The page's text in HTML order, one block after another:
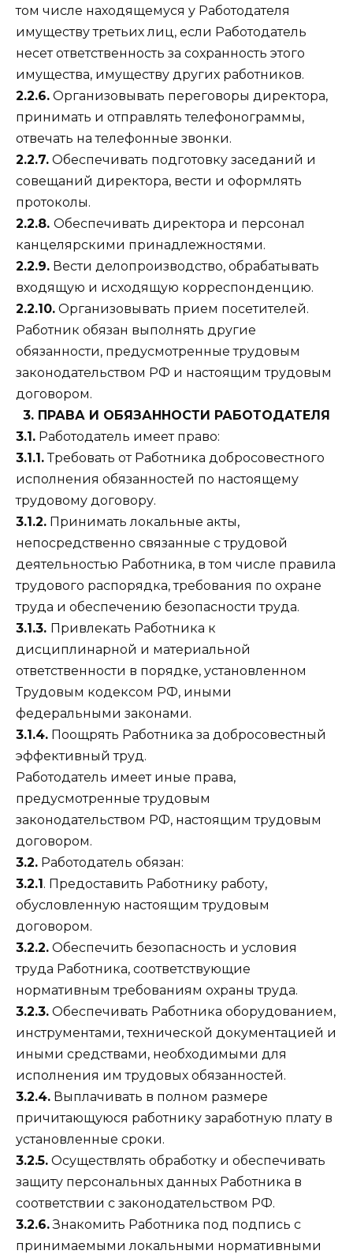
том числе находящемуся у Работодателя
имуществу третьих лиц, если Работодатель
несет ответственность за сохранность этого
имущества, имуществу других работников.
2.2.6. Организовывать переговоры директора,
принимать и отправлять телефонограммы,
отвечать на телефонные звонки.
2.2.7. Обеспечивать подготовку заседаний и
совещаний директора, вести и оформлять
протоколы.
2.2.8. Обеспечивать директора и персонал
канцелярскими принадлежностями.
2.2.9. Вести делопроизводство, обрабатывать
входящую и исходящую корреспонденцию.
2.2.10. Организовывать прием посетителей.
Работник обязан выполнять другие
обязанности, предусмотренные трудовым
законодательством РФ и настоящим трудовым
договором.
3. ПРАВА И ОБЯЗАННОСТИ РАБОТОДАТЕЛЯ
3.1. Работодатель имеет право:
3.1.1.Требовать от Работника добросовестного
исполнения обязанностей по настоящему
трудовому договору.
3.1.2. Принимать локальные акты,
непосредственно связанные с трудовой
деятельностью Работника, в том числе правила
трудового распорядка, требования по охране
труда и обеспечению безопасности труда.
3.1.3. Привлекать Работника к
дисциплинарной и материальной
ответственности в порядке, установленном
Трудовым кодексом РФ, иными
федеральными законами.
3.1.4. Поощрять Работника за добросовестный
эффективный труд.
Работодатель имеет иные права,
предусмотренные трудовым
законодательством РФ, настоящим трудовым
договором.
3.2. Работодатель обязан:
3.2.1. Предоставить Работнику работу,
обусловленную настоящим трудовым
договором.
3.2.2. Обеспечить безопасность и условия
труда Работника, соответствующие
нормативным требованиям охраны труда.
3.2.3. Обеспечивать Работника оборудованием,
инструментами, технической документацией и
иными средствами, необходимыми для
исполнения им трудовых обязанностей.
3.2.4. Выплачивать в полном размере
причитающуюся работнику заработную плату в
установленные сроки.
3.2.5. Осуществлять обработку и обеспечивать
защиту персональных данных Работника в
соответствии с законодательством РФ.
3.2.6.Знакомить Работника под подпись с
принимаемыми локальными нормативными